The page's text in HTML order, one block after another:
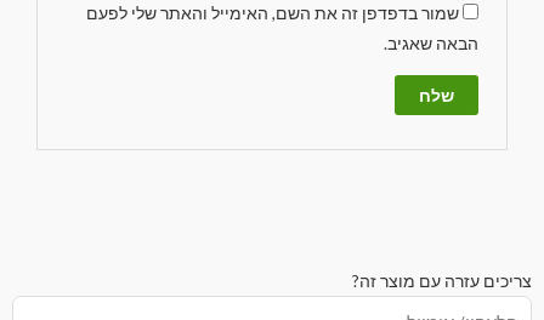
שמור בדפדפן זה את השם, האימייל והאתר שלי לפעם
הבאה שאגיב.
צריכים עזרה עם מוצר זה?